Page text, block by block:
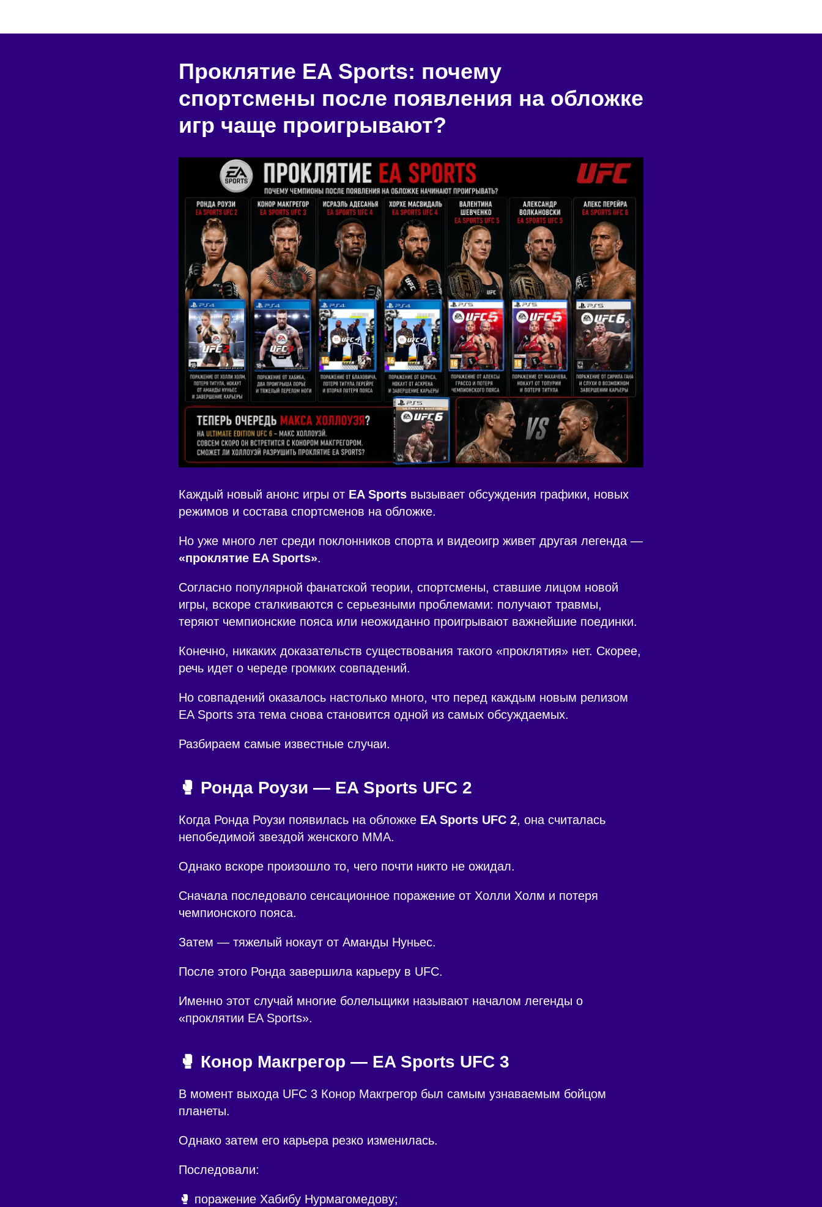
Проклятие EA Sports: почему
спортсмены после появления на обложке
игр чаще проигрывают?
Каждый новый анонс игры от EA Sports вызывает обсуждения графики, новых
режимов и состава спортсменов на обложке.
Но уже много лет среди поклонников спорта и видеоигр живет другая легенда —
«проклятие EA Sports».
Согласно популярной фанатской теории, спортсмены, ставшие лицом новой
игры, вскоре сталкиваются с серьезными проблемами: получают травмы,
теряют чемпионские пояса или неожиданно проигрывают важнейшие поединки.
Конечно, никаких доказательств существования такого «проклятия» нет. Скорее,
речь идет о череде громких совпадений.
Но совпадений оказалось настолько много, что перед каждым новым релизом
EA Sports эта тема снова становится одной из самых обсуждаемых.
Разбираем самые известные случаи.
🥊 Ронда Роузи — EA Sports UFC 2
Когда Ронда Роузи появилась на обложке EA Sports UFC 2, она считалась
непобедимой звездой женского ММА.
Однако вскоре произошло то, чего почти никто не ожидал.
Сначала последовало сенсационное поражение от Холли Холм и потеря
чемпионского пояса.
Затем — тяжелый нокаут от Аманды Нуньес.
После этого Ронда завершила карьеру в UFC.
Именно этот случай многие болельщики называют началом легенды о
«проклятии EA Sports».
🥊 Конор Макгрегор — EA Sports UFC 3
В момент выхода UFC 3 Конор Макгрегор был самым узнаваемым бойцом
планеты.
Однако затем его карьера резко изменилась.
Последовали:
🥊 поражение Хабибу Нурмагомедову;